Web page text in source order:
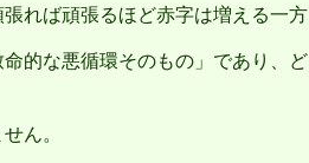
れば頑張るほど赤字は増える一方
的な悪循環そのもの」であり、
ん。